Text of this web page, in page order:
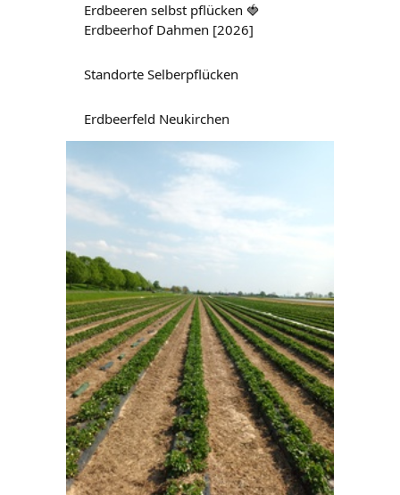
Erdbeeren selbst pflücken 🍓
Erdbeerhof Dahmen [2026]
Standorte Selberpflücken
Erdbeerfeld Neukirchen